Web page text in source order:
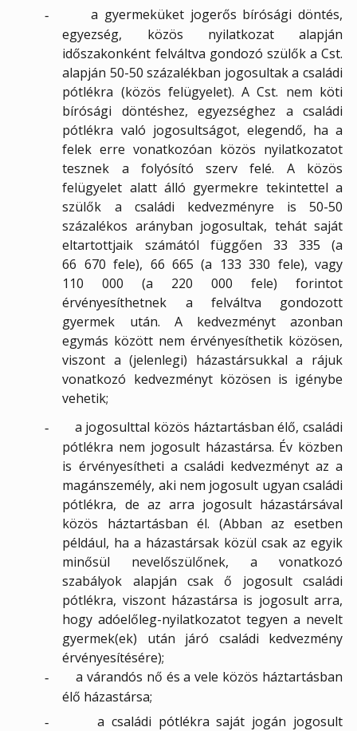
-
a gyermeküket jogerős bírósági döntés,
egyezség, közös nyilatkozat alapján
időszakonként felváltva gondozó szülők a Cst.
alapján 50-50 százalékban jogosultak a családi
pótlékra (közös felügyelet). A Cst. nem köti
bírósági döntéshez, egyezséghez a családi
pótlékra való jogosultságot, elegendő, ha a
felek erre vonatkozóan közös nyilatkozatot
tesznek a folyósító szerv felé. A közös
felügyelet alatt álló gyermekre tekintettel a
szülők a családi kedvezményre is 50-50
százalékos arányban jogosultak, tehát saját
eltartottjaik számától függően 33 335 (a
66 670 fele), 66 665 (a 133 330 fele), vagy
110 000 (a 220 000 fele) forintot
érvényesíthetnek a felváltva gondozott
gyermek után. A kedvezményt azonban
egymás között nem érvényesíthetik közösen,
viszont a (jelenlegi) házastársukkal a rájuk
vonatkozó kedvezményt közösen is igénybe
vehetik;
-
a jogosulttal közös háztartásban élő, családi
pótlékra nem jogosult házastársa. Év közben
is érvényesítheti a családi kedvezményt az a
magánszemély, aki nem jogosult ugyan családi
pótlékra, de az arra jogosult házastársával
közös háztartásban él. (Abban az esetben
például, ha a házastársak közül csak az egyik
minősül nevelőszülőnek, a vonatkozó
szabályok alapján csak ő jogosult családi
pótlékra, viszont házastársa is jogosult arra,
hogy adóelőleg-nyilatkozatot tegyen a nevelt
gyermek(ek) után járó családi kedvezmény
érvényesítésére);
-
a várandós nő és a vele közös háztartásban
élő házastársa;
-
a családi pótlékra saját jogán jogosult